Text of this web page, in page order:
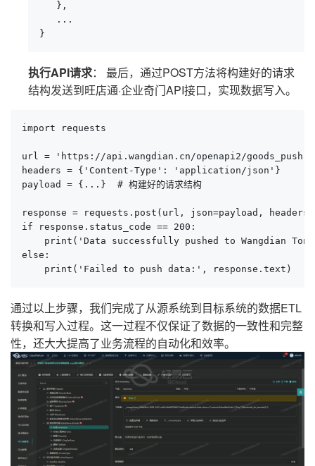
   },
   ...
}
执行API请求： 最后，通过POST方法将构建好的请求
结构发送到旺店通·企业奇门API接口，实现数据写入。
import requests
url = 'https://api.wangdian.cn/openapi2/
headers = {'Content-Type': 'application/json'}
payload = {...}  # 构建好的请求结构
response = requests.post(url, json=payload,
if response.status_code == 200:
print('Data successfully pushed to Wangdian
else:
    print('Failed to push data:', response.text)
通过以上步骤，我们完成了从源系统到目标系统的数据ETL
转换和写入过程。这一过程不仅保证了数据的一致性和完整
性，还大大提高了业务流程的自动化和效率。